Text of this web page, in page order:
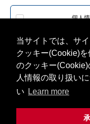
当サイトでは、サ
クッキー(Cookie)を
のクッキー
人情報の取り扱い
い
Learn more
個人
個人